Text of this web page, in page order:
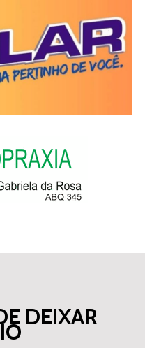
DEIXAR